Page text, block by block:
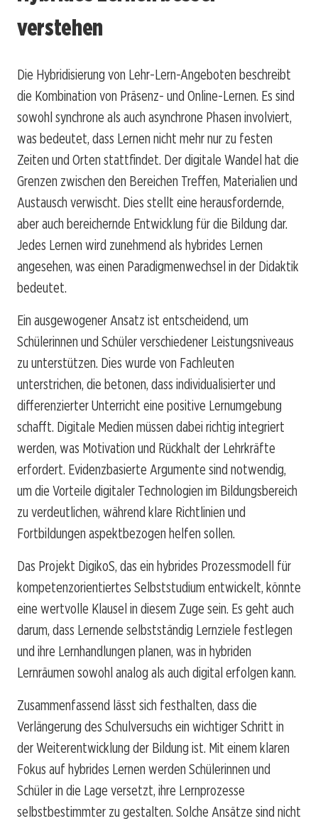
verstehen
Die Hybridisierung von Lehr-Lern-Angeboten beschreibt
die Kombination von Präsenz- und Online-Lernen. Es sind
sowohl synchrone als auch asynchrone Phasen involviert,
was bedeutet, dass Lernen nicht mehr nur zu festen
Zeiten und Orten stattfindet. Der digitale Wandel hat die
Grenzen zwischen den Bereichen Treffen, Materialien und
Austausch verwischt. Dies stellt eine herausfordernde,
aber auch bereichernde Entwicklung für die Bildung dar.
Jedes Lernen wird zunehmend als hybrides Lernen
angesehen, was einen Paradigmenwechsel in der Didaktik
bedeutet.
Ein ausgewogener Ansatz ist entscheidend, um
Schülerinnen und Schüler verschiedener Leistungsniveaus
zu unterstützen. Dies wurde von Fachleuten
unterstrichen, die betonen, dass individualisierter und
differenzierter Unterricht eine positive Lernumgebung
schafft. Digitale Medien müssen dabei richtig integriert
werden, was Motivation und Rückhalt der Lehrkräfte
erfordert. Evidenzbasierte Argumente sind notwendig,
um die Vorteile digitaler Technologien im Bildungsbereich
zu verdeutlichen, während klare Richtlinien und
Fortbildungen aspektbezogen helfen sollen.
Das Projekt DigikoS, das ein hybrides Prozessmodell für
kompetenzorientiertes Selbststudium entwickelt, könnte
eine wertvolle Klausel in diesem Zuge sein. Es geht auch
darum, dass Lernende selbstständig Lernziele festlegen
und ihre Lernhandlungen planen, was in hybriden
Lernräumen sowohl analog als auch digital erfolgen kann.
Zusammenfassend lässt sich festhalten, dass die
Verlängerung des Schulversuchs ein wichtiger Schritt in
der Weiterentwicklung der Bildung ist. Mit einem klaren
Fokus auf hybrides Lernen werden Schülerinnen und
Schüler in die Lage versetzt, ihre Lernprozesse
selbstbestimmter zu gestalten. Solche Ansätze sind nicht